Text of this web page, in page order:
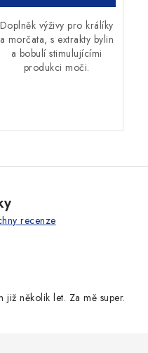
Doplněk výživy pro králíky
a morčata, s extrakty bylin
a bobulí stimulujícími
produkci moči.
recenze
několik let. Za mě super.